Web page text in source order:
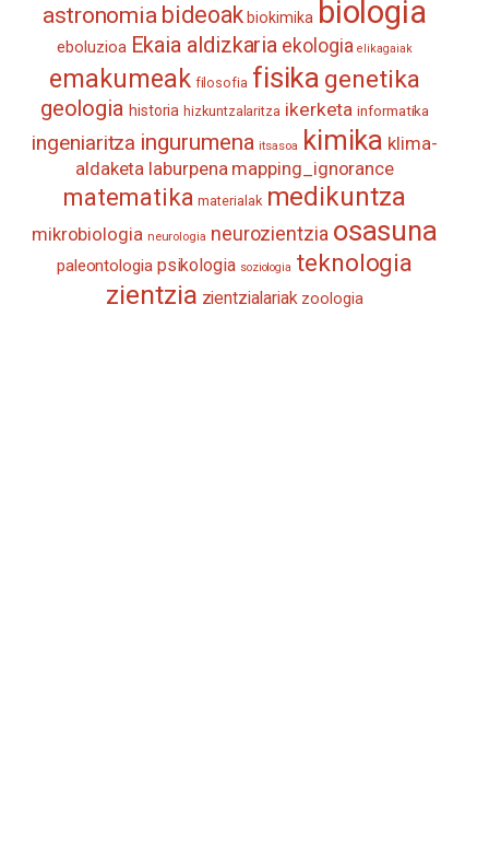
astronomia bideoak biokimika biologia
eboluzioa Ekaia aldizkaria ekologia elikagaiak
emakumeak filosofia fisika genetika
geologia historia hizkuntzalaritza ikerketa informatika
ingeniaritza ingurumena itsasoa kimika klima-
aldaketa laburpena mapping_ignorance
matematika materialak medikuntza
mikrobiologia neurologia neurozientzia osasuna
paleontologia psikologia soziologia teknologia
zientzia zientzialariak zoologia